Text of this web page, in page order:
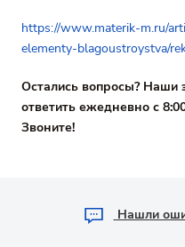
https://www.materik-m.ru/
elementy-blagoustroystva/
Остались вопросы? Наши
ответить ежедневно с
Звоните!
Hашли